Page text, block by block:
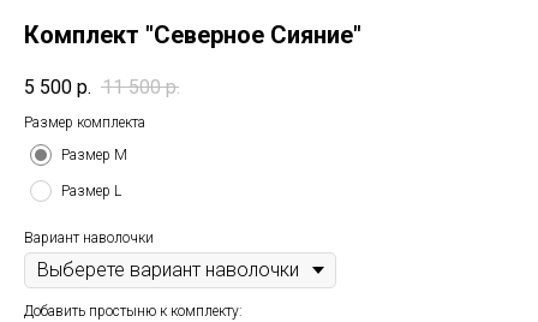
Комплект "Северное Сияние"
5 500 р. 11 500 р.
Размер комплекта
Размер М
Размер L
Вариант наволочки
Добавить простыню к комплекту: